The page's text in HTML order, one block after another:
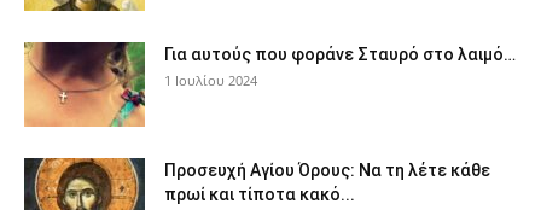
Για αυτούς που φοράνε Σταυρό στο λαιμό…
1 Ιουλίου 2024
Προσευχή Αγίου Όρους: Να τη λέτε κάθε
πρωί και τίποτα κακό...